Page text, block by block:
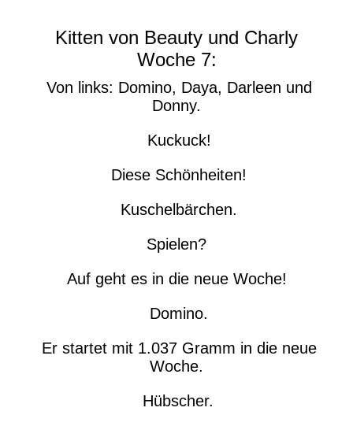
Kitten von Beauty und Charly
Woche 7:
Von links: Domino, Daya, Darleen und
Donny.
Kuckuck!
Diese Schönheiten!
Kuschelbärchen.
Spielen?
Auf geht es in die neue Woche!
Domino.
Er startet mit 1.037 Gramm in die neue
Woche.
Hübscher.